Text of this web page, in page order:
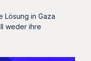
Lösung in Gaza
weder ihre